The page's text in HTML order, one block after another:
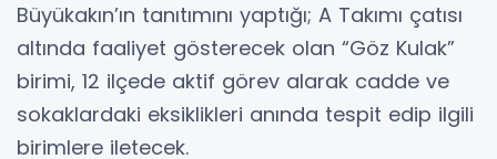
Büyükakın’ın tanıtımını yaptığı; A Takımı çatısı
altında faaliyet gösterecek olan “Göz Kulak”
birimi, 12 ilçede aktif görev alarak cadde ve
sokaklardaki eksiklikleri anında tespit edip ilgili
birimlere iletecek.